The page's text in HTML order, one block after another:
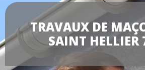
TRAVAUX DE
SAINT HELLIER